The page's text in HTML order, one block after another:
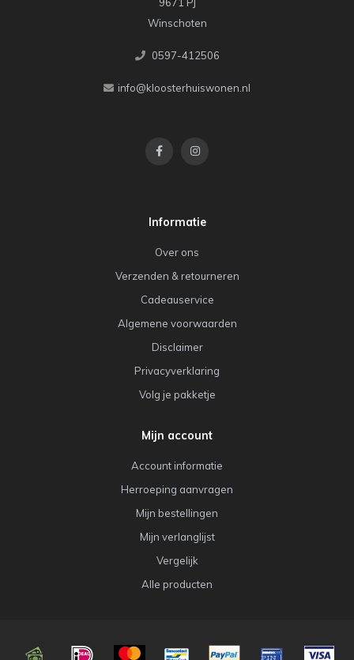
Winschoten
0597-412506
info@kloosterhuiswonen.nl
Informatie
Over ons
Verzenden & retourneren
Cadeauservice
Algemene voorwaarden
Disclaimer
Privacyverklaring
Volg je pakketje
Mijn account
Account informatie
Herroeping aanvragen
Mijn bestellingen
Mijn verlanglijst
Vergelijk
Alle producten